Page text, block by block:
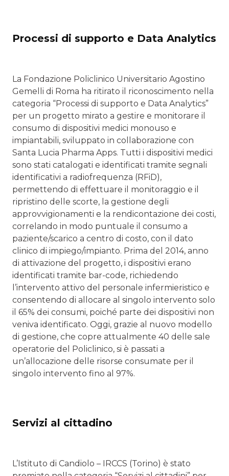
Processi di supporto e Data Analytics
La Fondazione Policlinico Universitario Agostino
Gemelli di Roma ha ritirato il riconoscimento nella
categoria “Processi di supporto e Data Analytics”
per un progetto mirato a gestire e monitorare il
consumo di dispositivi medici monouso e
impiantabili, sviluppato in collaborazione con
Santa Lucia Pharma Apps. Tutti i dispositivi medici
sono stati catalogati e identificati tramite segnali
identificativi a radiofrequenza (RFiD),
permettendo di effettuare il monitoraggio e il
ripristino delle scorte, la gestione degli
approvvigionamenti e la rendicontazione dei costi,
correlando in modo puntuale il consumo a
paziente/scarico a centro di costo, con il dato
clinico di impiego/impianto. Prima del 2014, anno
di attivazione del progetto, i dispositivi erano
identificati tramite bar-code, richiedendo
l’intervento attivo del personale infermieristico e
consentendo di allocare al singolo intervento solo
il 65% dei consumi, poiché parte dei dispositivi non
veniva identificato. Oggi, grazie al nuovo modello
di gestione, che copre attualmente 40 delle sale
operatorie del Policlinico, si è passati a
un’allocazione delle risorse consumate per il
singolo intervento fino al 97%.
Servizi al cittadino
L’Istituto di Candiolo – IRCCS (Torino) è stato